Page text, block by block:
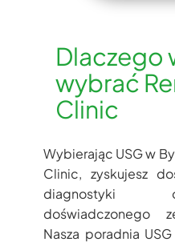
Dlaczego
wybrać
Clinic
Wybierając USG w
Clinic, zyskujesz
diagnostyki
doświadczonego
Nasza poradnia